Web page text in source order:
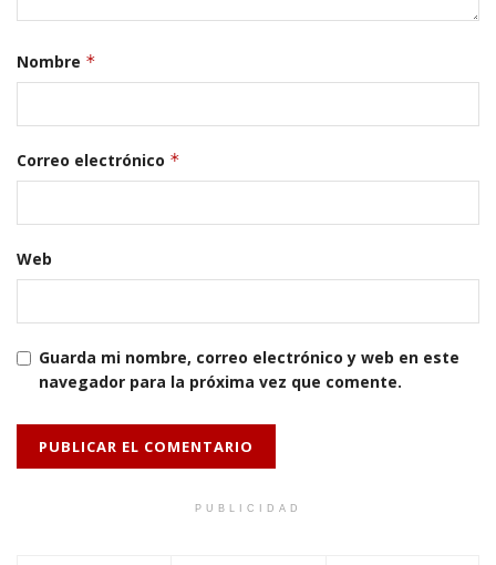
Nombre *
Correo electrónico *
Web
Guarda mi nombre, correo electrónico y web en este
navegador para la próxima vez que comente.
PUBLICIDAD